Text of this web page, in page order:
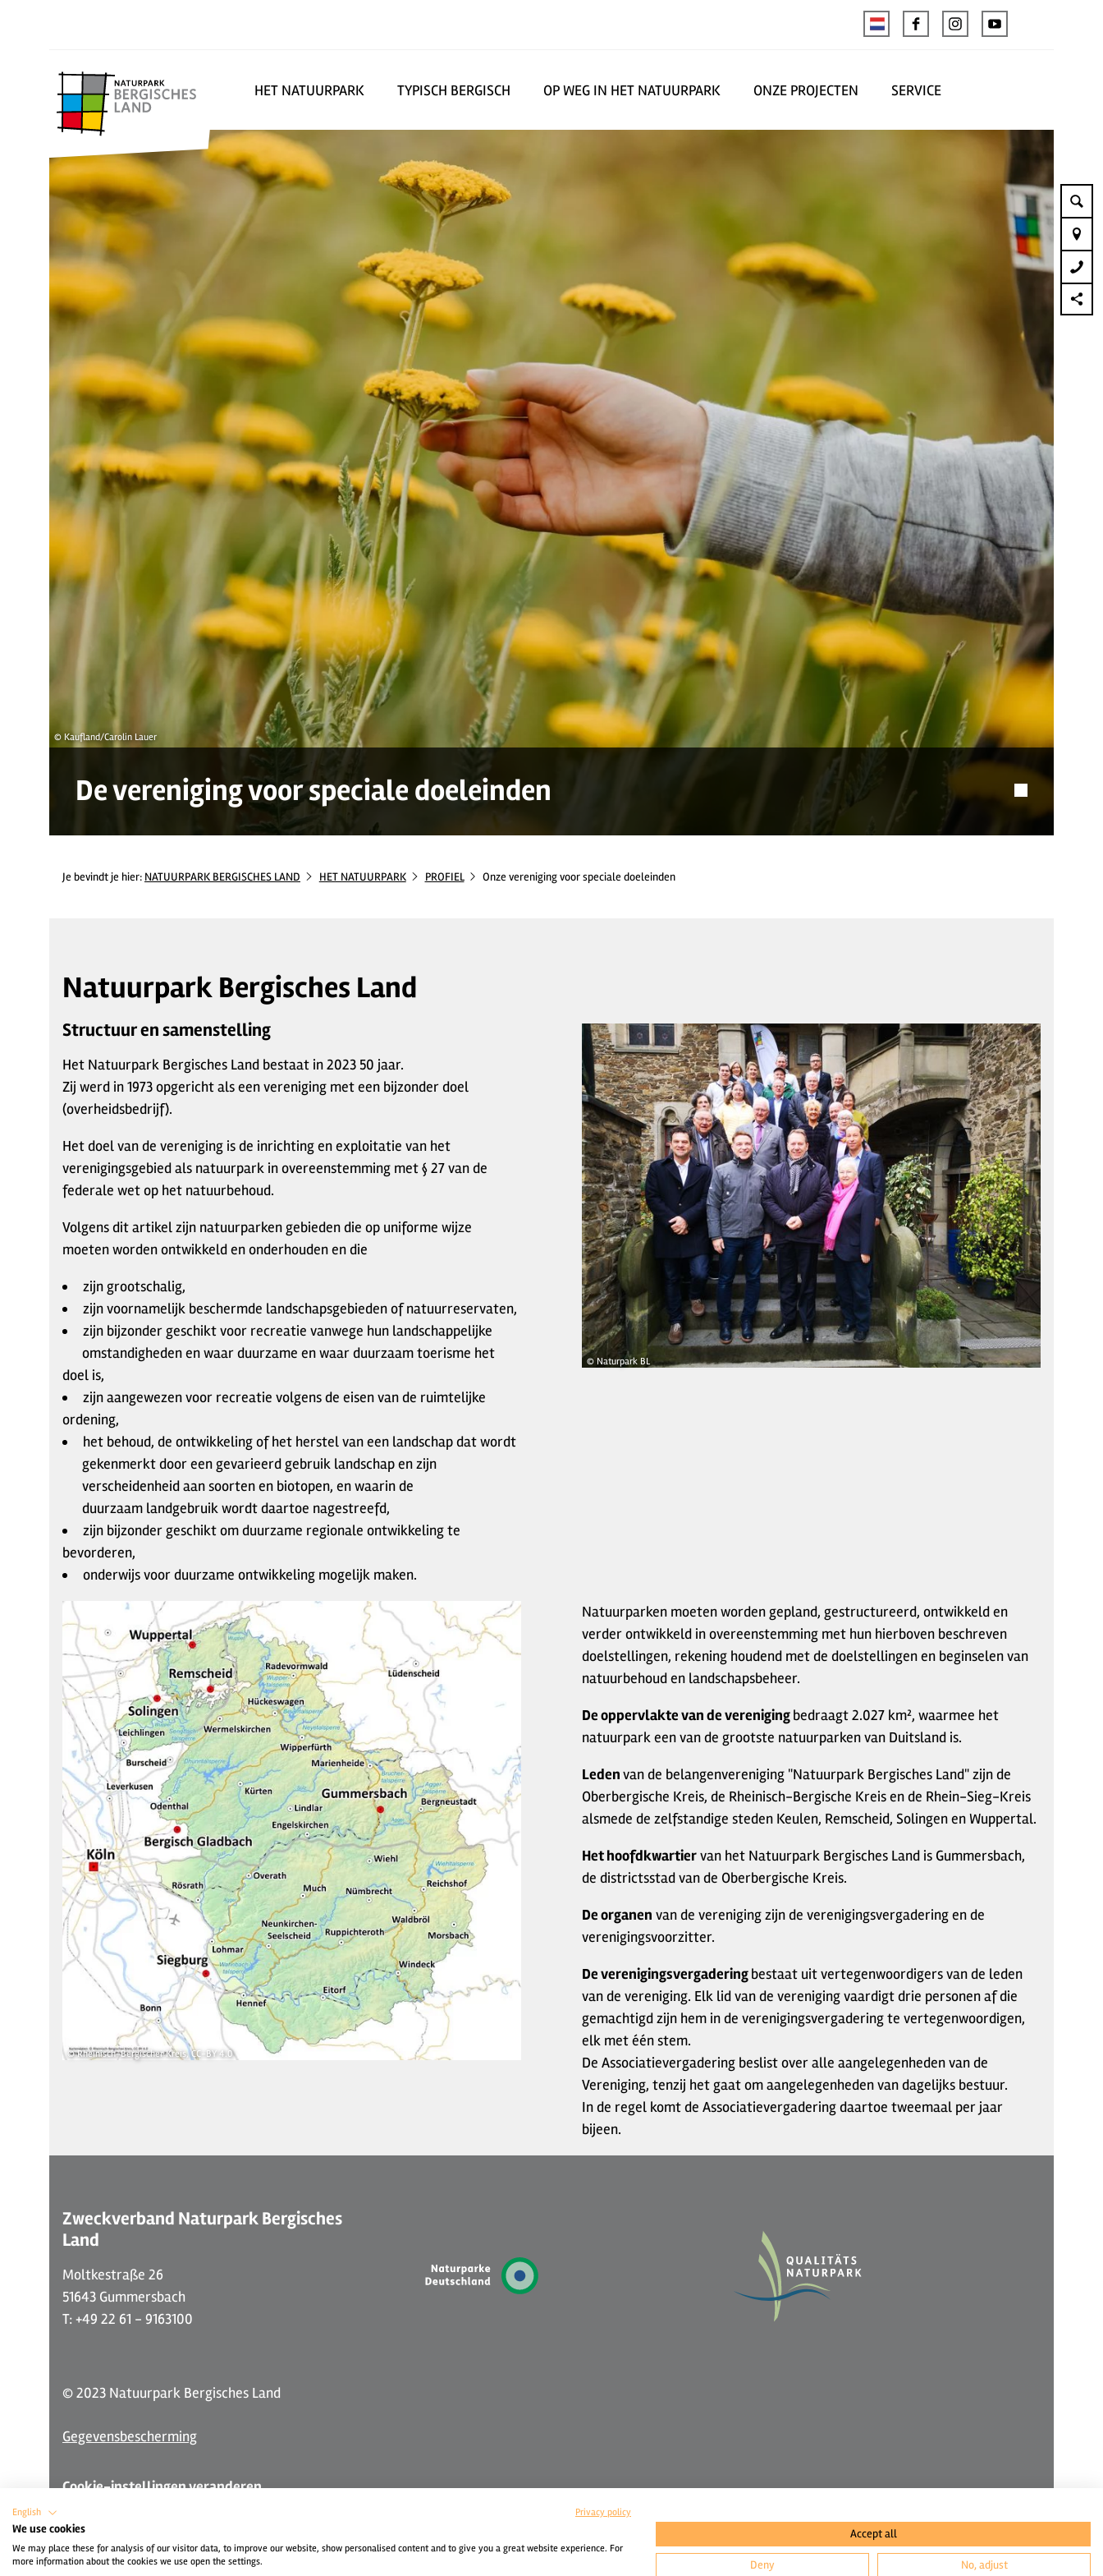
HET NATUURPARK TYPISCH BERGISCH OP WEG IN HET NATUURPARK ONZE PROJECTEN SERVICE
© Kaufland/Carolin Lauer
De vereniging voor speciale doeleinden
Je bevindt je hier: NATUURPARK BERGISCHES LAND HET NATUURPARK PROFIEL Onze vereniging voor speciale doeleinden
Natuurpark Bergisches Land
Structuur en samenstelling
Het Natuurpark Bergisches Land bestaat in 2023 50 jaar.
Zij werd in 1973 opgericht als een vereniging met een bijzonder doel
(overheidsbedrijf).
Het doel van de vereniging is de inrichting en exploitatie van het
verenigingsgebied als natuurpark in overeenstemming met § 27 van de
federale wet op het natuurbehoud.
Volgens dit artikel zijn natuurparken gebieden die op uniforme wijze
moeten worden ontwikkeld en onderhouden en die
zijn grootschalig,
zijn voornamelijk beschermde landschapsgebieden of natuurreservaten,
zijn bijzonder geschikt voor recreatie vanwege hun landschappelijke
omstandigheden en waar duurzame en waar duurzaam toerisme het
doel is,
zijn aangewezen voor recreatie volgens de eisen van de ruimtelijke
ordening,
het behoud, de ontwikkeling of het herstel van een landschap dat wordt
gekenmerkt door een gevarieerd gebruik landschap en zijn
verscheidenheid aan soorten en biotopen, en waarin de
duurzaam landgebruik wordt daartoe nagestreefd,
zijn bijzonder geschikt om duurzame regionale ontwikkeling te
bevorderen,
onderwijs voor duurzame ontwikkeling mogelijk maken.
© Naturpark BL
© Rheinisch-Bergischer Kreis, CC-BY 4.0
Natuurparken moeten worden gepland, gestructureerd, ontwikkeld en
verder ontwikkeld in overeenstemming met hun hierboven beschreven
doelstellingen, rekening houdend met de doelstellingen en beginselen van
natuurbehoud en landschapsbeheer.
De oppervlakte van de verenigingbedraagt 2.027 km², waarmee het
natuurpark een van de grootste natuurparken van Duitsland is.
Ledenvan de belangenvereniging "Natuurpark Bergisches Land" zijn de
Oberbergische Kreis, de Rheinisch-Bergische Kreis en de Rhein-Sieg-Kreis
alsmede de zelfstandige steden Keulen, Remscheid, Solingen en Wuppertal.
Het hoofdkwartiervan het Natuurpark Bergisches Land is Gummersbach,
de districtsstad van de Oberbergische Kreis.
De organen van de vereniging zijn de verenigingsvergadering en de
verenigingsvoorzitter.
De verenigingsvergaderingbestaat uit vertegenwoordigers van de leden
van de vereniging. Elk lid van de vereniging vaardigt drie personen af die
gemachtigd zijn hem in de verenigingsvergadering te vertegenwoordigen,
elk met één stem.
De Associatievergadering beslist over alle aangelegenheden van de
Vereniging, tenzij het gaat om aangelegenheden van dagelijks bestuur.
In de regel komt de Associatievergadering daartoe tweemaal per jaar
bijeen.
Zweckverband Naturpark Bergisches
Land
Moltkestraße 26
51643 Gummersbach
T: +49 22 61 - 9163100
© 2023 Natuurpark Bergisches Land
Gegevensbescherming
Cookie-instellingen veranderen
English Privacy policy
We use cookies
We may place these for analysis of our visitor data, to improve our website, show personalised content and to give you a great website experience. For
more information about the cookies we use open the settings.
Accept all
Deny No, adjust